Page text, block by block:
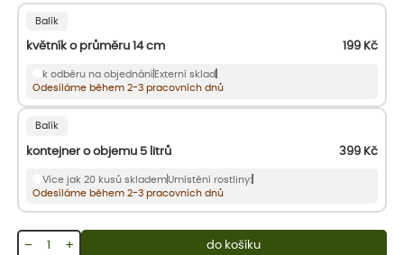
Balík
květník o průměru 14 cm 199 Kč
k odběru na objednání Externí sklad
Odesíláme během 2-3 pracovních dnů
Balík
kontejner o objemu 5 litrů 399 Kč
Více jak 20 kusů sklademUmístění rostliny:
Odesíláme během 2-3 pracovních dnů
+
− do košíku